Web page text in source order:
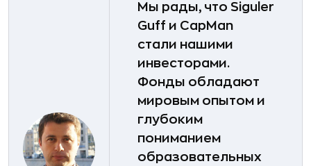
Мы рады, что Siguler
Guff и CapMan
стали нашими
инвесторами.
Фонды обладают
мировым опытом и
глубоким
пониманием
образовательных